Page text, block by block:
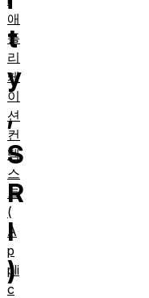
t
y
,
S
R
I
)
애
플
리
케
이
션
컨
텍
스
트
(
A
p
pli
c